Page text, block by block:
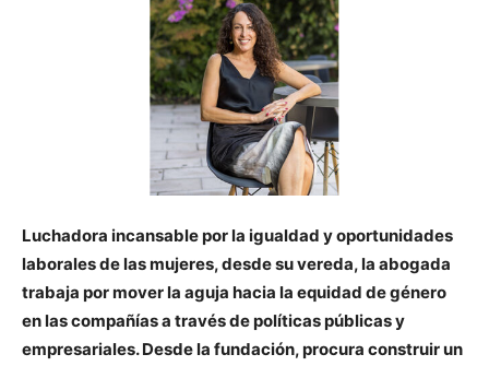
Luchadora incansable por la igualdad y oportunidades
laborales de las mujeres, desde su vereda, la abogada
trabaja por mover la aguja hacia la equidad de género
en las compañías a través de políticas públicas y
empresariales. Desde la fundación, procura construir un